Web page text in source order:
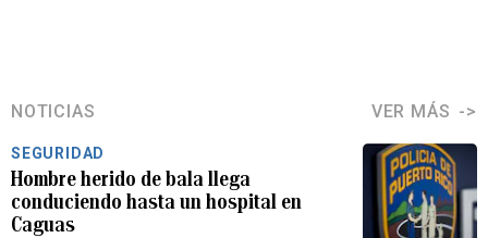
NOTICIAS VER MÁS
SEGURIDAD
Hombre herido de bala llega
conduciendo hasta un hospital en
Caguas